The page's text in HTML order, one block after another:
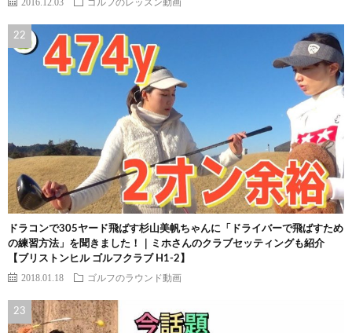
2016.12.03 ゴルフのレッスン動画
ドラコンで305ヤード飛ばす杉山美帆ちゃんに「ドライバーで飛ばすため
の練習方法」を聞きました！｜ミホさんのクラブセッティングも紹介
【ブリストンヒル ゴルフクラブ H1-2】
2018.01.18 ゴルフのラウンド動画